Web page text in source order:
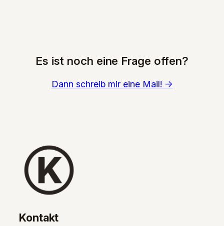
Es ist noch eine Frage offen?
Dann schreib mir eine Mail! ->
Kontakt